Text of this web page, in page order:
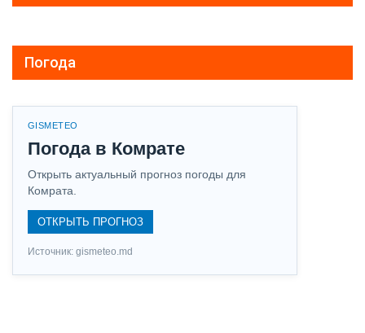
Погода
GISMETEO
Погода в Комрате
Открыть актуальный прогноз погоды для
Комрата.
ОТКРЫТЬ ПРОГНОЗ
Источник: gismeteo.md